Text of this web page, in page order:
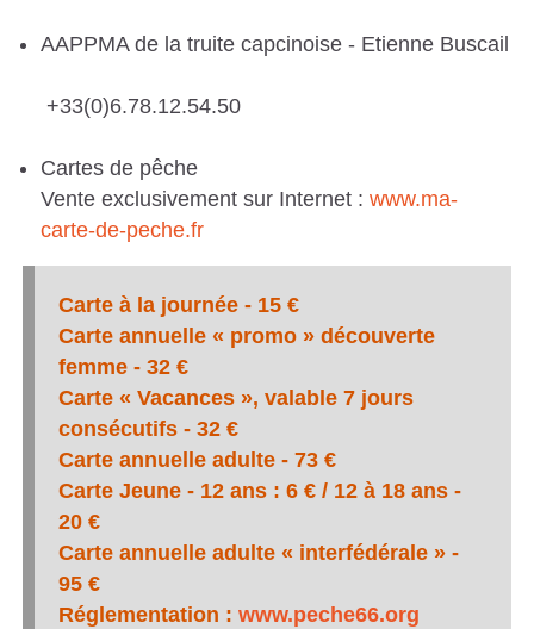
AAPPMA de la truite capcinoise - Etienne Buscail
+33(0)6.78.12.54.50
Cartes de pêche
Vente exclusivement sur Internet : www.ma-
carte-de-peche.fr
Carte à la journée - 15 €
Carte annuelle « promo » découverte
femme - 32 €
Carte « Vacances », valable 7 jours
consécutifs - 32 €
Carte annuelle adulte - 73 €
Carte Jeune - 12 ans : 6 € / 12 à 18 ans -
20 €
Carte annuelle adulte « interfédérale » -
95 €
Réglementation : www.peche66.org